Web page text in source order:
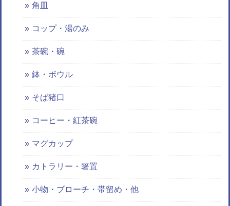
角皿
コップ・湯のみ
茶碗・碗
鉢・ボウル
そば猪口
コーヒー・紅茶碗
マグカップ
カトラリー・箸置
小物・ブローチ・帯留め・他